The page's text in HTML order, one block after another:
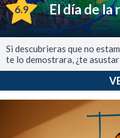
6.9 El día de la
Si descubrieras que no
te lo demostrara, ¿te